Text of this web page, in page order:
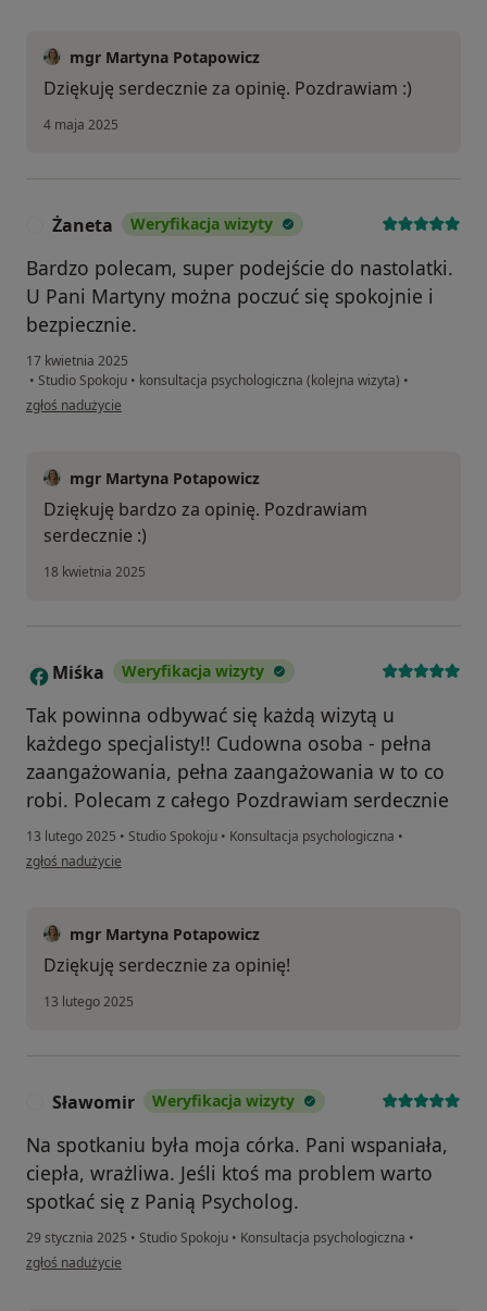
mgr Martyna Potapowicz
Dziękuję serdecznie za opinię. Pozdrawiam :)
4 maja 2025
Żaneta Weryfikacja wizyty
Bardzo polecam, super podejście do nastolatki.
U Pani Martyny można poczuć się spokojnie i
bezpiecznie.
17 kwietnia 2025
• Studio Spokoju • konsultacja psychologiczna (kolejna wizyta) •
w opinii użytkownika Żaneta
zgłoś nadużycie
mgr Martyna Potapowicz
Dziękuję bardzo za opinię. Pozdrawiam
serdecznie :)
18 kwietnia 2025
M Miśka Weryfikacja wizyty
Tak powinna odbywać się każdą wizytą u
każdego specjalisty!! Cudowna osoba - pełna
zaangażowania, pełna zaangażowania w to co
robi. Polecam z całego Pozdrawiam serdecznie
13 lutego 2025 • Studio Spokoju • Konsultacja psychologiczna •
w opinii użytkownika Miśka
zgłoś nadużycie
mgr Martyna Potapowicz
Dziękuję serdecznie za opinię!
13 lutego 2025
Sławomir Weryfikacja wizyty
Na spotkaniu była moja córka. Pani wspaniała,
ciepła, wrażliwa. Jeśli ktoś ma problem warto
spotkać się z Panią Psycholog.
29 stycznia 2025 • Studio Spokoju • Konsultacja psychologiczna •
w opinii użytkownika Sławomir
zgłoś nadużycie